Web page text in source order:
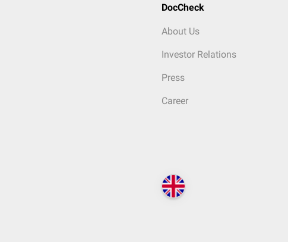
DocCheck
About Us
Investor Relations
Press
Career